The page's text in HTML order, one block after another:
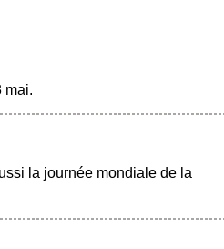
mai.
la journée mondiale de la